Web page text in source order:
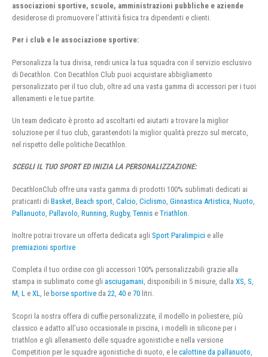
associazioni sportive, scuole, amministrazioni pubbliche e aziende
desiderose di promuovere l’attività fisica tra dipendenti e clienti.
Per i club e le associazione sportive:
Personalizza la tua divisa, rendi unica la tua squadra con il servizio esclusivo
di Decathlon. Con Decathlon Club puoi acquistare abbigliamento
personalizzato per il tuo club, oltre ad una vasta gamma di accessori per i tuoi
allenamenti e le tue partite.
Un team dedicato è pronto ad ascoltarti ed aiutarti a trovare la miglior
soluzione per il tuo club, garantendoti la miglior qualità prezzo sul mercato,
nel rispetto delle politiche Decathlon.
SCEGLI IL TUO SPORT ED INIZIA LA PERSONALIZZAZIONE:
DecathlonClub offre una vasta gamma di prodotti 100% sublimati dedicati ai
praticanti di Basket Beach sport Calcio Ciclismo Ginnastica Artistica Nuoto
Pallanuoto Pallavolo Running Rugby, Tennis e Triathlon
Inoltre potrai trovare un offerta dedicata agli Sport Paralimpici e alle
premiazioni sportive
Completa il tuo ordine con gli accessori 100% personalizzabili grazie alla
stampa in sublimato come gli asciugamani, disponibili in 5 misure, dalla XS, S,
M, L e XL, le borse sportive da 22, 40 e 70 litri.
Scopri la nostra offera di cuffie personalizzate, il modello in poliestere, più
classico e adatto all’uso occasionale in piscina, i modelli in silicone per i
triathlon e gli allenamento delle squadre agonistiche e nella versione
Competition per le squadre agonistiche di nuoto, e le calottine da pallanuoto